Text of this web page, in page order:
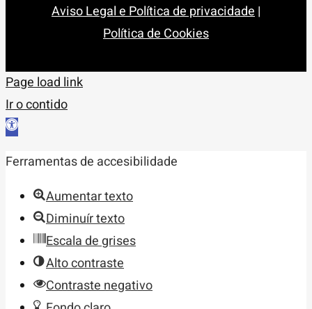
Aviso Legal e Política de privacidade|
Política de Cookies
Page load link
Ir o contido
Abrir
de
ferramentas
Ferramentas de accesibilidade
Aumentar texto
Diminuír texto
Escala de grises
Alto contraste
Contraste negativo